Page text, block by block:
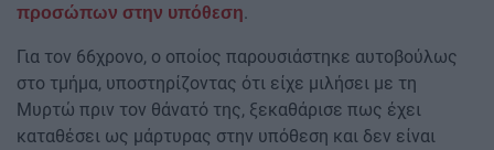
προσώπων στην υπόθεση.
Για τον 66χρονο, ο οποίος παρουσιάστηκε αυτοβούλως
στο τμήμα, υποστηρίζοντας ότι είχε μιλήσει με τη
Μυρτώ πριν τον θάνατό της, ξεκαθάρισε πως έχει
καταθέσει ως μάρτυρας στην υπόθεση και δεν είναι